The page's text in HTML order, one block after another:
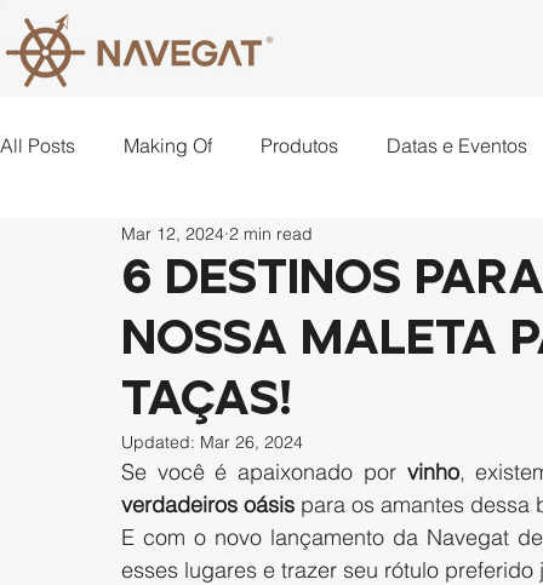
All Posts Making Of Produtos Datas e Eventos
Criatividade
6 destinos
nossa maleta
taças!
Mar 12, 2024 2 min read
Updated: Mar 26, 2024
Se você é apaixonado por vinho
verdadeiros oásis para os amantes dessa
E com o novo lançamento da Navegat de
esses lugares e trazer seu rótulo